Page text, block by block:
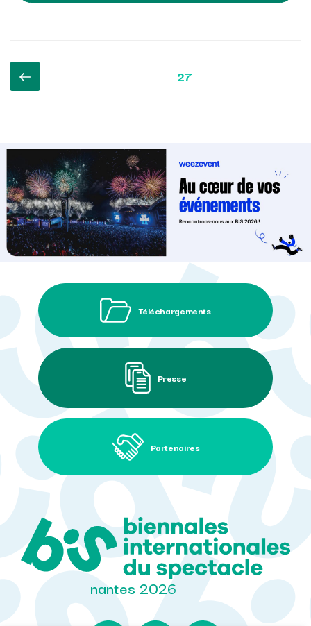
Pagination
des
Page
précédente
Page27
Téléchargements
Presse
Partenaires
nantes 2026